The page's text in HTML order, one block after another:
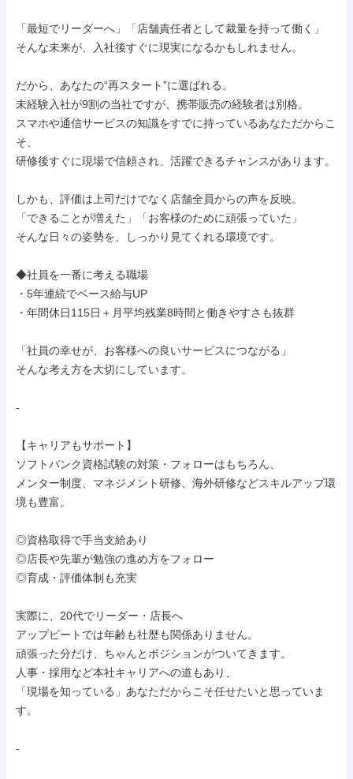
「最短でリーダーへ」「店舗責任者として裁量を持って働く」
そんな未来が、入社後すぐに現実になるかもしれません。
だから、あなたの“再スタート”に選ばれる。
未経験入社が9割の当社ですが、携帯販売の経験者は別格。
スマホや通信サービスの知識をすでに持っているあなただからこ
そ、
研修後すぐに現場で信頼され、活躍できるチャンスがあります。
しかも、評価は上司だけでなく店舗全員からの声を反映。
「できることが増えた」「お客様のために頑張っていた」
そんな日々の姿勢を、しっかり見てくれる環境です。
◆社員を一番に考える職場
・5年連続でベース給与UP
・年間休日115日＋月平均残業8時間と働きやすさも抜群
「社員の幸せが、お客様への良いサービスにつながる」
そんな考え方を大切にしています。
-
【キャリアもサポート】
ソフトバンク資格試験の対策・フォローはもちろん、
メンター制度、マネジメント研修、海外研修などスキルアップ環
境も豊富。
◎資格取得で手当支給あり
◎店長や先輩が勉強の進め方をフォロー
◎育成・評価体制も充実
実際に、20代でリーダー・店長へ
アップビートでは年齢も社歴も関係ありません。
頑張った分だけ、ちゃんとポジションがついてきます。
人事・採用など本社キャリアへの道もあり、
「現場を知っている」あなただからこそ任せたいと思っていま
す。
-